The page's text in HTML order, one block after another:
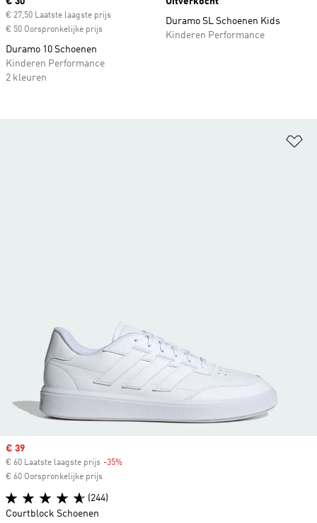
€ 27,50 Laatste laagste prijs
€ 50 Oorspronkelijke prijs
Duramo 10 Schoenen
Kinderen Performance
2 kleuren
Duramo SL Schoenen Kids
Kinderen Performance
Sale price
€ 39
€ 60 Laatste laagste prijs -35%
€ 60 Oorspronkelijke prijs
(244)
Courtblock Schoenen